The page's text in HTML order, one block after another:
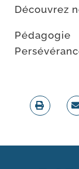
Découvrez